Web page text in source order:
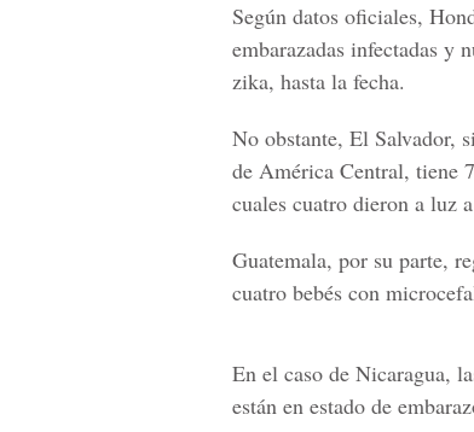
Según datos oficiales,
embarazadas infectadas y
zika, hasta la fecha.
No obstante, El Salvador,
de América Central, tiene
cuales cuatro dieron a luz
Guatemala, por su parte,
cuatro bebés con
En el caso de Nicaragua,
están en estado de